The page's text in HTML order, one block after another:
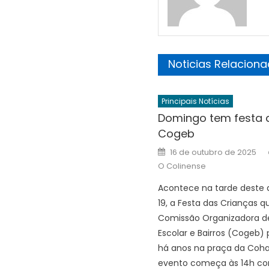
Noticias
Principais Notícias
Domingo tem festa
Cogeb
Posted
on
16 de outubro de 2025
O Colinense
Acontece na tarde deste
19, a Festa das Crianças
Comissão Organizadora
Escolar e Bairros (Cogeb)
há anos na praça da
evento começa às 14h